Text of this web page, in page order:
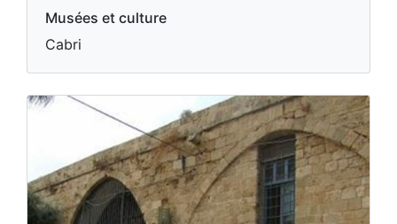
Musées et culture
Cabri